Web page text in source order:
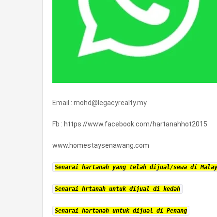
Email : mohd@legacyrealty.my
Fb : https://www.facebook.com/hartanahhot2015
www.homestaysenawang.com
Senarai hartanah yang telah dijual/sewa di
Senarai hrtanah untuk dijual di kedah
Senarai hartanah untuk dijual di Penang